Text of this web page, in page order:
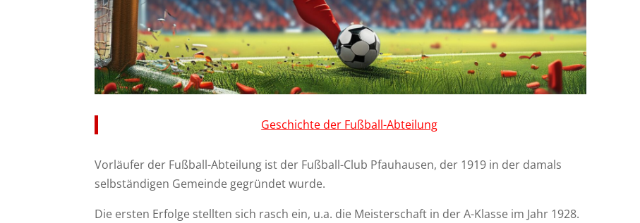
Geschichte der Fußball-Abteilung
Vorläufer der Fußball-Abteilung ist der Fußball-Club Pfauhausen, der 1919 in der damals
selbständigen Gemeinde gegründet wurde.
Die ersten Erfolge stellten sich rasch ein, u.a. die Meisterschaft in der A-Klasse im Jahr 1928.